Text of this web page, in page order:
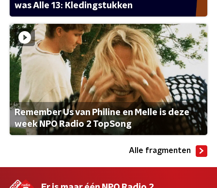
was Alle 13: Kledingstukken
Remember Us van Philine en Melle is deze
week NPO Radio 2 TopSong
Alle fragmenten